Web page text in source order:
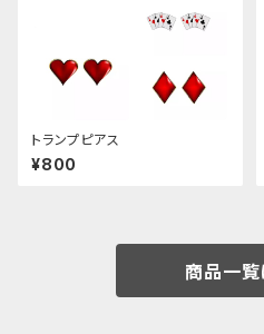
トランプピアス
¥800
商品一覧